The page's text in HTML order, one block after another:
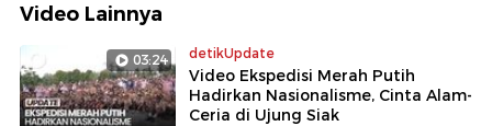
Video Lainnya
03:24 detikUpdate
Video Ekspedisi Merah Putih
Hadirkan Nasionalisme, Cinta Alam-
Ceria di Ujung Siak